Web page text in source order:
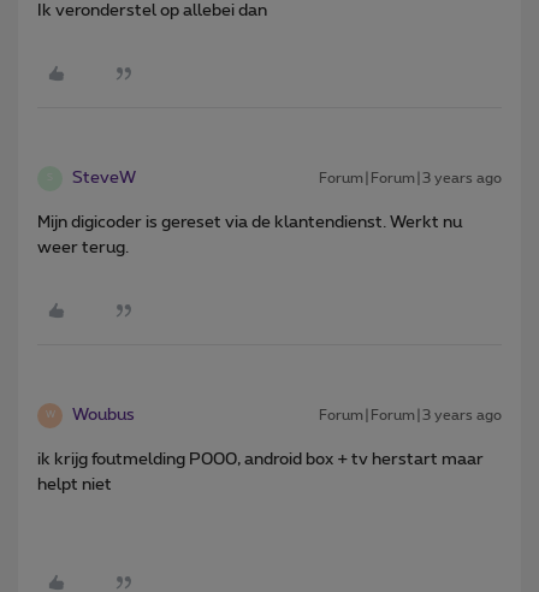
Ik veronderstel op allebei dan
SteveW Forum|Forum|3 years ago
Mijn digicoder is gereset via de klantendienst. Werkt nu
weer terug.
W Woubus Forum|Forum|3 years ago
ik krijg foutmelding P000, android box + tv herstart maar
helpt niet